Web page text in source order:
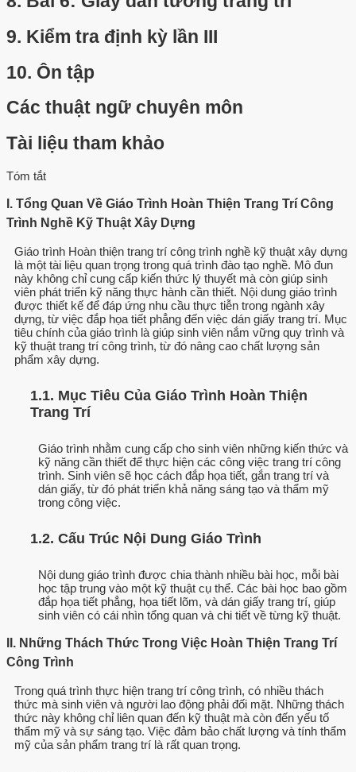
9. Kiểm tra định kỳ lần III
10. Ôn tập
Các thuật ngữ chuyên môn
Tài liệu tham khảo
Tóm tắt
I. Tổng Quan Về Giáo Trình Hoàn Thiện Trang Trí Công
Trình Nghề Kỹ Thuật Xây Dựng
Giáo trình Hoàn thiện trang trí công trình nghề kỹ thuật xây dựng
là một tài liệu quan trọng trong quá trình đào tạo nghề. Mô đun
này không chỉ cung cấp kiến thức lý thuyết mà còn giúp sinh
viên phát triển kỹ năng thực hành cần thiết. Nội dung giáo trình
được thiết kế để đáp ứng nhu cầu thực tiễn trong ngành xây
dựng, từ việc đắp họa tiết phẳng đến việc dán giấy trang trí. Mục
tiêu chính của giáo trình là giúp sinh viên nắm vững quy trình và
kỹ thuật trang trí công trình, từ đó nâng cao chất lượng sản
phẩm xây dựng.
1.1. Mục Tiêu Của Giáo Trình Hoàn Thiện
Trang Trí
Giáo trình nhằm cung cấp cho sinh viên những kiến thức và
kỹ năng cần thiết để thực hiện các công việc trang trí công
trình. Sinh viên sẽ học cách đắp họa tiết, gắn trang trí và
dán giấy, từ đó phát triển khả năng sáng tạo và thẩm mỹ
trong công việc.
1.2. Cấu Trúc Nội Dung Giáo Trình
Nội dung giáo trình được chia thành nhiều bài học, mỗi bài
học tập trung vào một kỹ thuật cụ thể. Các bài học bao gồm
đắp họa tiết phẳng, họa tiết lõm, và dán giấy trang trí, giúp
sinh viên có cái nhìn tổng quan và chi tiết về từng kỹ thuật.
II. Những Thách Thức Trong Việc Hoàn Thiện Trang Trí
Công Trình
Trong quá trình thực hiện trang trí công trình, có nhiều thách
thức mà sinh viên và người lao động phải đối mặt. Những thách
thức này không chỉ liên quan đến kỹ thuật mà còn đến yếu tố
thẩm mỹ và sự sáng tạo. Việc đảm bảo chất lượng và tính thẩm
mỹ của sản phẩm trang trí là rất quan trọng.